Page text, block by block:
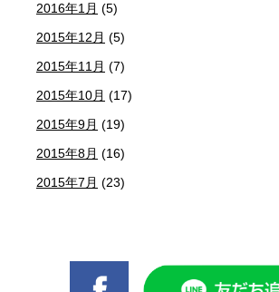
2016年1月 (5)
2015年12月 (5)
2015年11月 (7)
2015年10月 (17)
2015年9月 (19)
2015年8月 (16)
2015年7月 (23)